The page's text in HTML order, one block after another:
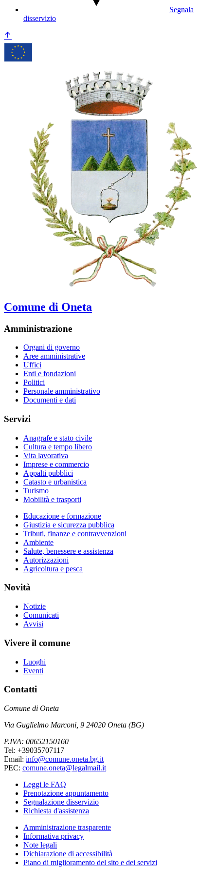
Segnala
disservizio
Comune di Oneta
Amministrazione
Organi di governo
Aree amministrative
Uffici
Enti e fondazioni
Politici
Personale amministrativo
Documenti e dati
Servizi
Anagrafe e stato civile
Cultura e tempo libero
Vita lavorativa
Imprese e commercio
Appalti pubblici
Catasto e urbanistica
Turismo
Mobilità e trasporti
Educazione e formazione
Giustizia e sicurezza pubblica
Tributi, finanze e contravvenzioni
Ambiente
Salute, benessere e assistenza
Autorizzazioni
Agricoltura e pesca
Novità
Notizie
Comunicati
Avvisi
Vivere il comune
Luoghi
Eventi
Contatti
Comune di Oneta
Via Guglielmo Marconi, 9 24020 Oneta (BG)
P.IVA: 00652150160
Tel: +39035707117
Email: info@comune.oneta.bg.it
PEC: comune.oneta@legalmail.it
Leggi le FAQ
Prenotazione appuntamento
Segnalazione disservizio
Richiesta d'assistenza
Amministrazione trasparente
Informativa privacy
Note legali
Dichiarazione di accessibilità
Piano di miglioramento del sito e dei servizi